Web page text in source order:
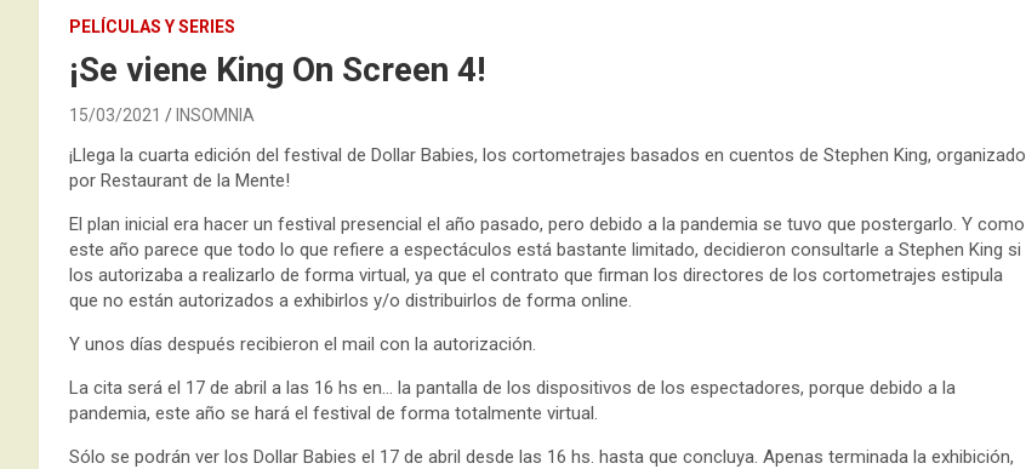
PELÍCULAS Y SERIES
¡Se viene King On Screen 4!
15/03/2021 INSOMNIA
¡Llega la cuarta edición del festival de Dollar Babies, los cortometrajes basados en cuentos de Stephen King, organizado
por Restaurant de la Mente!
El plan inicial era hacer un festival presencial el año pasado, pero debido a la pandemia se tuvo que postergarlo. Y como
este año parece que todo lo que refiere a espectáculos está bastante limitado, decidieron consultarle a Stephen King si
los autorizaba a realizarlo de forma virtual, ya que el contrato que firman los directores de los cortometrajes estipula
que no están autorizados a exhibirlos y/o distribuirlos de forma online.
Y unos días después recibieron el mail con la autorización.
La cita será el 17 de abril a las 16 hs en… la pantalla de los dispositivos de los espectadores, porque debido a la
pandemia, este año se hará el festival de forma totalmente virtual.
Sólo se podrán ver los Dollar Babies el 17 de abril desde las 16 hs. hasta que concluya. Apenas terminada la exhibición,